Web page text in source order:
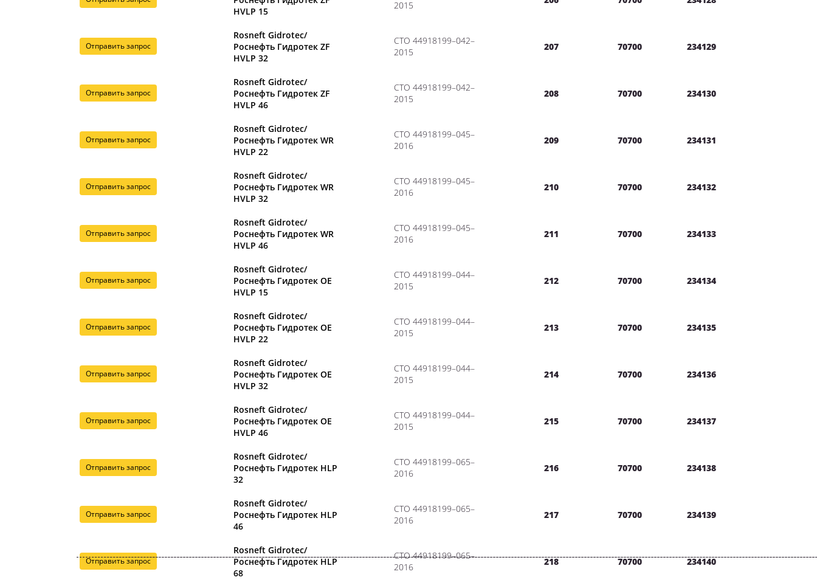
HVLP 15
2015
Отправить запрос
Rosneft Gidrotec/
Роснефть Гидротек ZF
HVLP 32
CТО 44918199–042–
2015
207 70700 234129
Отправить запрос
Rosneft Gidrotec/
Роснефть Гидротек ZF
HVLP 46
CТО 44918199–042–
2015
208 70700 234130
Отправить запрос
Rosneft Gidrotec/
Роснефть Гидротек WR
HVLP 22
CТО 44918199–045–
2016
209 70700 234131
Отправить запрос
Rosneft Gidrotec/
Роснефть Гидротек WR
HVLP 32
CТО 44918199–045–
2016
210 70700 234132
Отправить запрос
Rosneft Gidrotec/
Роснефть Гидротек WR
HVLP 46
CТО 44918199–045–
2016
211 70700 234133
Отправить запрос
Rosneft Gidrotec/
Роснефть Гидротек OE
HVLP 15
CТО 44918199–044–
2015
212 70700 234134
Отправить запрос
Rosneft Gidrotec/
Роснефть Гидротек OE
HVLP 22
CТО 44918199–044–
2015
213 70700 234135
Отправить запрос
Rosneft Gidrotec/
Роснефть Гидротек OE
HVLP 32
CТО 44918199–044–
2015
214 70700 234136
Отправить запрос
Rosneft Gidrotec/
Роснефть Гидротек OE
HVLP 46
CТО 44918199–044–
2015
215 70700 234137
Отправить запрос
Rosneft Gidrotec/
Роснефть Гидротек HLP
32
CТО 44918199–065–
2016
216 70700 234138
Отправить запрос
Rosneft Gidrotec/
Роснефть Гидротек HLP
46
CТО 44918199–065–
2016
217 70700 234139
Отправить запрос
Rosneft Gidrotec/
Роснефть Гидротек HLP
68
CТО 44918199–065–
2016
218 70700 234140